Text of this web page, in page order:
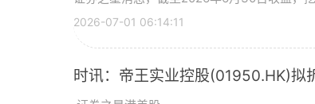
2026-07-01 06:14:11
时讯：帝王实业控股(01950.HK)拟